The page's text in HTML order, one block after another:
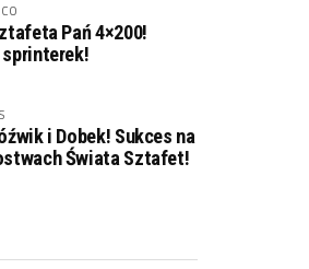
Pań 4×200!
sprinterek!
i Dobek! Sukces na
Świata Sztafet!